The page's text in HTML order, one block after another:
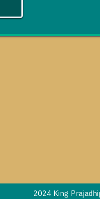
2024 King